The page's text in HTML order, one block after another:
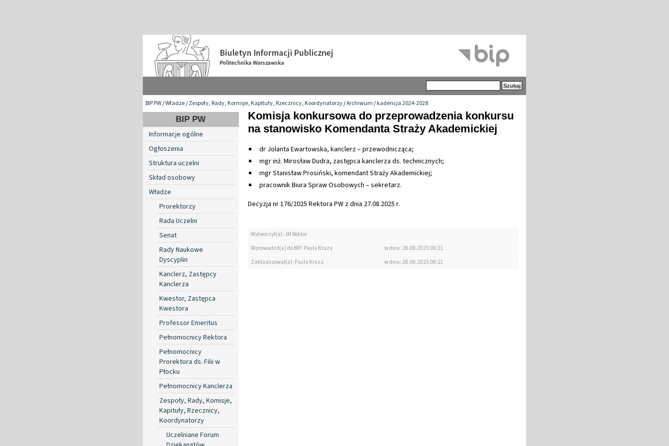
BIP PW/Władze/Zespoły, Rady, Komisje, Kapituły, Rzecznicy, Koordynatorzy/Archiwum/kadencja 2024-2028
BIP PW
Informacje ogólne
Ogłoszenia
Struktura uczelni
Skład osobowy
Władze
Prorektorzy
Rada Uczelni
Senat
Rady Naukowe
Dyscyplin
Kanclerz, Zastępcy
Kanclerza
Kwestor, Zastępca
Kwestora
Professor Emeritus
Pełnomocnicy Rektora
Pełnomocnicy
Prorektora ds. Filii w
Płocku
Pełnomocnicy Kanclerza
Zespoły, Rady, Komisje,
Kapituły, Rzecznicy,
Koordynatorzy
Uczelniane Forum
Komisja konkursowa do przeprowadzenia konkursu
na stanowisko Komendanta Straży Akademickiej
dr Jolanta Ewartowska, kanclerz – przewodnicząca;
mgr inż. Mirosław Dudra, zastępca kanclerza ds. technicznych;
mgr Stanisław Prosiński, komendant Straży Akademickiej;
pracownik Biura Spraw Osobowych – sekretarz.
Decyzja nr 176/2025 Rektora PW z dnia 27.08.2025 r.
Wytworzył(a): JM Rektor
Wprowadził(a) do BIP: Paula Kruza
w dniu: 28.08.2025 08:21
Zaktualizował(a): Paula Kruza
w dniu: 28.08.2025 08:21